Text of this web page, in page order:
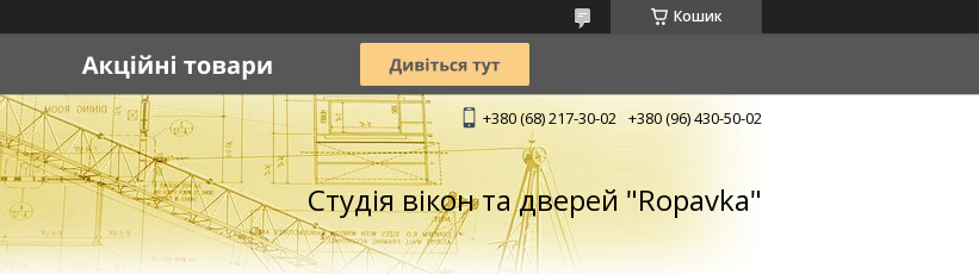
Кошик
+380 (68) 217-30-02 +380 (96) 430-50-02
Студія вікон та дверей "Ropavka"